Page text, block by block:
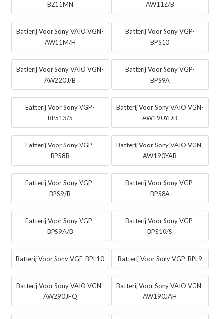
BZ11MN
AW11Z/B
Batterij Voor Sony VAIO VGN-
AW11M/H
Batterij Voor Sony VGP-
BPS10
Batterij Voor Sony VAIO VGN-
AW220J/B
Batterij Voor Sony VGP-
BPS9A
Batterij Voor Sony VGP-
BPS13/S
Batterij Voor Sony VAIO VGN-
AW190YDB
Batterij Voor Sony VGP-
BPS8B
Batterij Voor Sony VAIO VGN-
AW190YAB
Batterij Voor Sony VGP-
BPS9/B
Batterij Voor Sony VGP-
BPS8A
Batterij Voor Sony VGP-
BPS9A/B
Batterij Voor Sony VGP-
BPS10/S
Batterij Voor Sony VGP-BPL10 Batterij Voor Sony VGP-BPL9
Batterij Voor Sony VAIO VGN-
AW290JFQ
Batterij Voor Sony VAIO VGN-
AW190JAH